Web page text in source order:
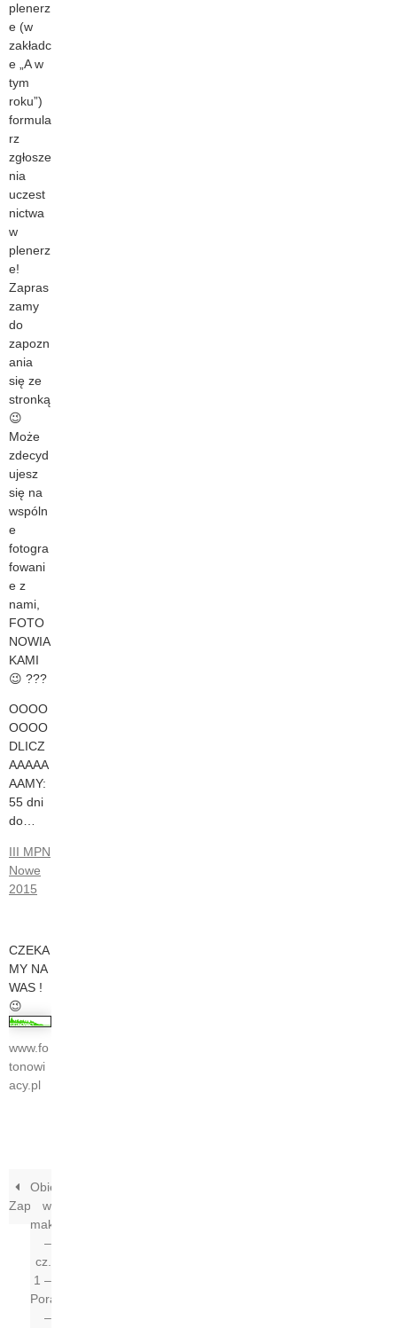
plenerz
e (w
zakładc
e „A w
tym
roku”)
formula
rz
zgłosze
nia
uczest
nictwa
w
plenerz
e!
Zapras
zamy
do
zapozn
ania
się ze
stronką
😉
Może
zdecyd
ujesz
się na
wspóln
e
fotogra
fowani
e z
nami,
FOTO
NOWIA
KAMI
😉 ???
OOOO
OOOO
DLICZ
AAAAA
AAMY:
55 dni
do…
III MPN
Nowe
2015
CZEKA
MY NA
WAS !
😉
www.fo
tonowi
acy.pl
Zaproszenie
Obiektywy
w
makrofotografii
–
cz.
1 –
Poradniki
–